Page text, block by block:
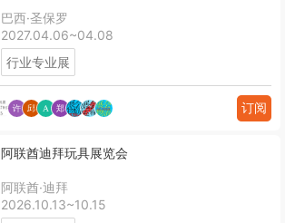
巴西·圣保罗
2027.04.06~04.08
行业专业展
订阅
阿联酋迪拜玩具展览会
阿联酋·迪拜
2026.10.13~10.15